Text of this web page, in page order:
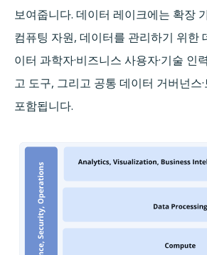
보여줍니다. 데이터 레이크에는 확장
컴퓨팅 자원, 데이터를 관리하기 위한
이터 과학자·비즈니스 사용자·기술 인
고 도구, 그리고 공통 데이터 거버넌스
포함됩니다.